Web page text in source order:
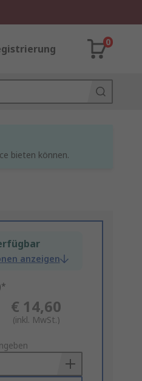
0
bieten können.
anzeigen
€ 14,60
(inkl. MwSt.)